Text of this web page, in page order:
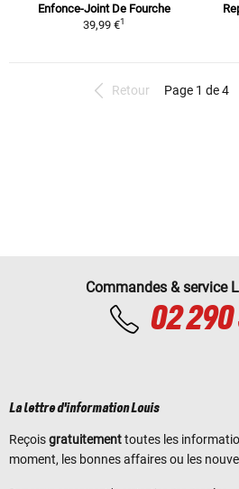
Enfonce-Joint De Fourche
39,99 €1
Retour Page 1 de 4
Commandes & service
02
La lettre d'information Louis
Reçoisgratuitementtoutes les
moment, les bonnes affaires ou les